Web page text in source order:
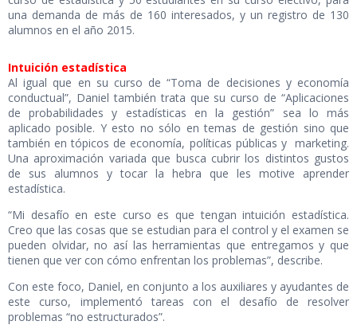
una demanda de más de 160 interesados, y un registro de 130
alumnos en el año 2015.
Intuición estadística
Al igual que en su curso de “Toma de decisiones y economía
conductual”, Daniel también trata que su curso de “Aplicaciones
de probabilidades y estadísticas en la gestión” sea lo más
aplicado posible. Y esto no sólo en temas de gestión sino que
también en tópicos de economía, políticas públicas y marketing.
Una aproximación variada que busca cubrir los distintos gustos
de sus alumnos y tocar la hebra que les motive aprender
estadística.
“Mi desafío en este curso es que tengan intuición estadística.
Creo que las cosas que se estudian para el control y el examen se
pueden olvidar, no así las herramientas que entregamos y que
tienen que ver con cómo enfrentan los problemas”, describe.
Con este foco, Daniel, en conjunto a los auxiliares y ayudantes de
este curso, implementó tareas con el desafío de resolver
problemas “no estructurados”.